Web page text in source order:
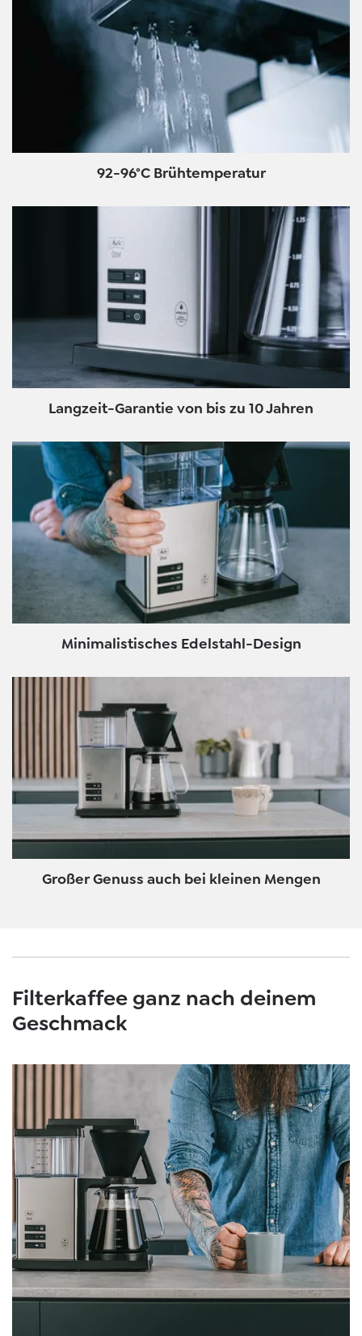
92-96°C Brühtemperatur
Langzeit-Garantie von bis zu 10 Jahren
Minimalistisches Edelstahl-Design
Großer Genuss auch bei kleinen Mengen
Filterkaffee ganz nach deinem
Geschmack